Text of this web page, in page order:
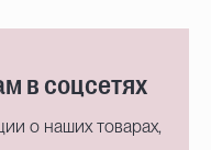
в соцсетях
о наших товарах,